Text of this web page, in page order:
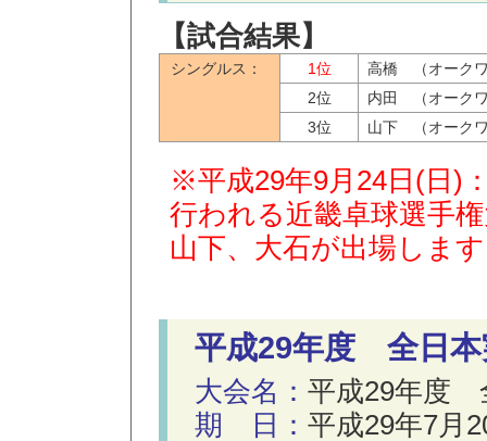
【試合結果】
シングルス： 1位
高橋 （オーク
2位
内田 （オーク
3位
山下 （オーク
※平成29年9月24日(日)
行われる近畿卓球選手
山下、大石が出場しま
平成29年度 全日本
大会名： 平成29年度
期 日： 平成29年7月